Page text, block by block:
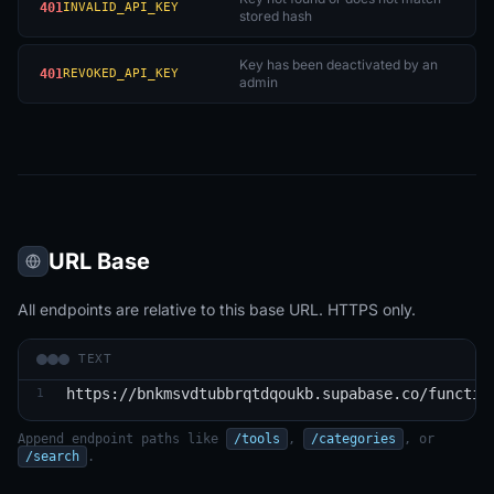
401INVALID_API_KEY
stored hash
401REVOKED_API_KEY
Key has been deactivated by an
admin
URL Base
All endpoints are relative to this base URL. HTTPS only.
TEXT
1 https://bnkmsvdtubbrqtdqoukb.supabase.co/
Append endpoint paths like /tools , /categories
, or
/search
.